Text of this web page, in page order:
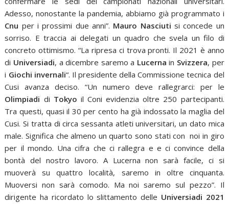
Adesso, nonostante la pandemia, abbiamo già programmato i
Cnu per i prossimi due anni”. Mauro Nasciuti si concede un
sorriso. E traccia ai delegati un quadro che svela un filo di
concreto ottimismo. “La ripresa ci trova pronti. Il 2021 è anno
di Universiadi, a dicembre saremo a Lucerna in Svizzera, per
i Giochi invernali“. Il presidente della Commissione tecnica del
Cusi avanza deciso. “Un numero deve rallegrarci: per le
Olimpiadi di Tokyo il Coni evidenzia oltre 250 partecipanti.
Tra questi, quasi il 30 per cento ha già indossato la maglia del
Cusi. Si tratta di circa sessanta atleti universitari, un dato mica
male. Significa che almeno un quarto sono stati con noi in giro
per il mondo. Una cifra che ci rallegra e e ci convince della
bontà del nostro lavoro. A Lucerna non sarà facile, ci si
muoverà su quattro località, saremo in oltre cinquanta.
Muoversi non sarà comodo. Ma noi saremo sul pezzo”. Il
dirigente ha ricordato lo slittamento delle Universiadi 2021